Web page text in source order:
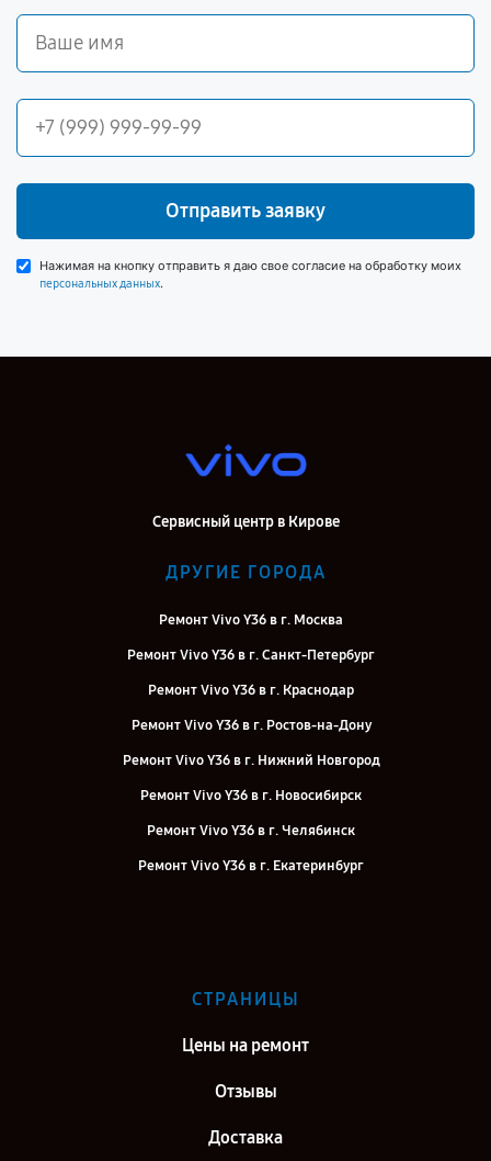
Отправить заявку
Нажимая на кнопку отправить я даю свое согласие на обработку моих
персональных данных.
Сервисный центр в Кирове
ДРУГИЕ ГОРОДА
Ремонт Vivo Y36 в г. Москва
Ремонт Vivo Y36 в г. Санкт-Петербург
Ремонт Vivo Y36 в г. Краснодар
Ремонт Vivo Y36 в г. Ростов-на-Дону
Ремонт Vivo Y36 в г. Нижний Новгород
Ремонт Vivo Y36 в г. Новосибирск
Ремонт Vivo Y36 в г. Челябинск
Ремонт Vivo Y36 в г. Екатеринбург
Ремонт Vivo Y36 в г. Самара
СТРАНИЦЫ
Цены на ремонт
Отзывы
Доставка